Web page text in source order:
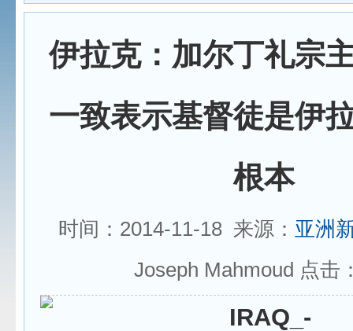
伊拉克：加尔丁礼宗
一致表示基督徒是伊
根本
时间：2014-11-18 来源： 亚洲
Joseph Mahmoud 点击